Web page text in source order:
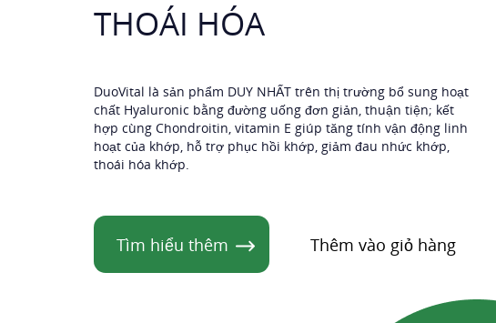
THOÁI HÓA
DuoVital là sản phẩm DUY NHẤT trên thị trường bổ sung hoạt
chất Hyaluronic bằng đường uống đơn giản, thuận tiện; kết
hợp cùng Chondroitin, vitamin E giúp tăng tính vận động linh
hoạt của khớp, hỗ trợ phục hồi khớp, giảm đau nhức khớp,
thoái hóa khớp.
Tìm hiểu thêm Thêm vào giỏ hàng